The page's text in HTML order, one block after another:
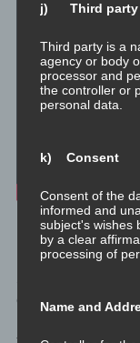
Meditationsaufgabe
erfolgreich
free meal.”
j) Third party
Third party is a
agency or body
processor and
the controller or
personal data.
k) Consent
Consent of the
informed and
subject's wishes
by a clear
processing of
Name and